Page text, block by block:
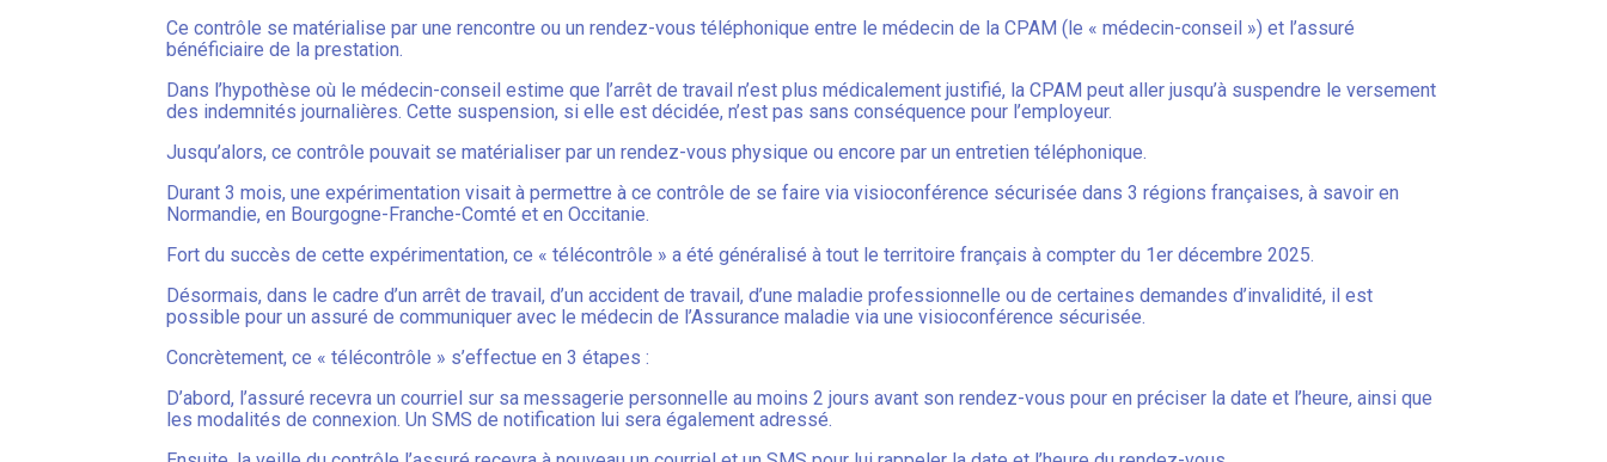
Ce contrôle se matérialise par une rencontre ou un rendez-vous téléphonique entre le médecin de la CPAM (le « médecin-conseil ») et l’assuré
bénéficiaire de la prestation.
Dans l’hypothèse où le médecin-conseil estime que l’arrêt de travail n’est plus médicalement justifié, la CPAM peut aller jusqu’à suspendre le versement
des indemnités journalières. Cette suspension, si elle est décidée, n’est pas sans conséquence pour l’employeur.
Jusqu’alors, ce contrôle pouvait se matérialiser par un rendez-vous physique ou encore par un entretien téléphonique.
Durant 3 mois, une expérimentation visait à permettre à ce contrôle de se faire via visioconférence sécurisée dans 3 régions françaises, à savoir en
Normandie, en Bourgogne-Franche-Comté et en Occitanie.
Fort du succès de cette expérimentation, ce « télécontrôle » a été généralisé à tout le territoire français à compter du 1er décembre 2025.
Désormais, dans le cadre d’un arrêt de travail, d’un accident de travail, d’une maladie professionnelle ou de certaines demandes d’invalidité, il est
possible pour un assuré de communiquer avec le médecin de l’Assurance maladie via une visioconférence sécurisée.
Concrètement, ce « télécontrôle » s’effectue en 3 étapes :
D’abord, l’assuré recevra un courriel sur sa messagerie personnelle au moins 2 jours avant son rendez-vous pour en préciser la date et l’heure, ainsi que
les modalités de connexion. Un SMS de notification lui sera également adressé.